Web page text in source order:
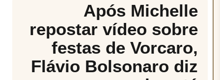
Após Michelle
repostar vídeo sobre
festas de Vorcaro,
Flávio Bolsonaro diz